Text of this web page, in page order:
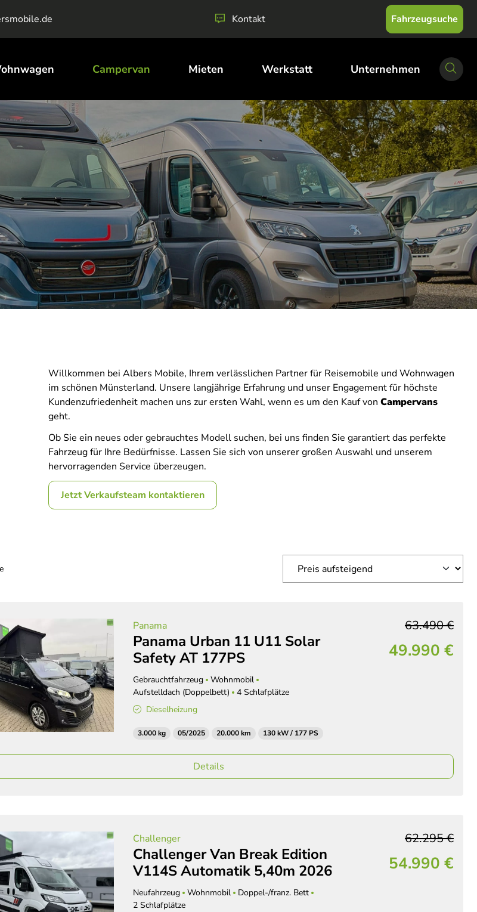
Kontakt Fahrzeugsuche
Campervan Mieten Werkstatt
Unternehmen
Suche
Willkommen bei Albers Mobile, Ihrem verlässlichen Partner für Reisemobile und Wohnwagen
im schönen Münsterland. Unsere langjährige Erfahrung und unser Engagement für höchste
Kundenzufriedenheit machen uns zur ersten Wahl, wenn es um den Kauf vonCampervans
geht.
Ob Sie ein neues oder gebrauchtes Modell suchen, bei uns finden Sie garantiert das perfekte
Fahrzeug für Ihre Bedürfnisse. Lassen Sie sich von unserer großen Auswahl und unserem
hervorragenden Service überzeugen.
Jetzt Verkaufsteam kontaktieren
Panama
Panama Urban 11 U11 Solar
Safety AT 177PS
Gebrauchtfahrzeug
Wohnmobil
Aufstelldach (Doppelbett)
4 Schlafplätze
49.990 €
63.490 €
Dieselheizung
3.000 kg 05/2025 20.000 km 130 kW / 177 PS
Details
Challenger
Challenger Van Break Edition
V114S Automatik 5,40m 2026
Neufahrzeug Wohnmobil
Doppel-/franz. Bett
2 Schlafplätze
54.990 €
62.295 €